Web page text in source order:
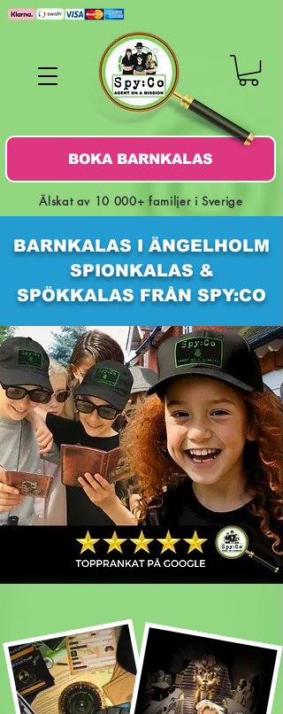
BOKA BARNKALAS
Älskat av 10 000+ familjer i Sverige
BARNKALAS I ÄNGELHOLM
SPIONKALAS &
SPÖKKALAS FRÅN SPY:CO